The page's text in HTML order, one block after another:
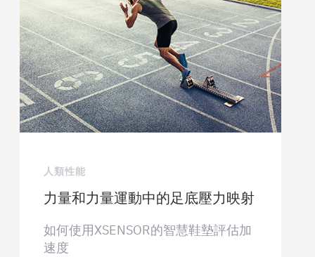
人類性能
力量和力量運動中的足底壓力映射
如何使用XSENSOR的智慧鞋墊評估加
速度